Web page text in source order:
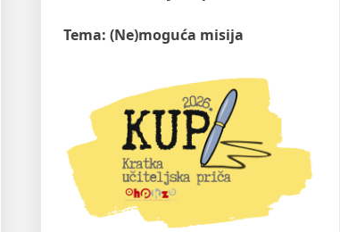
Tema: (Ne)moguća misija